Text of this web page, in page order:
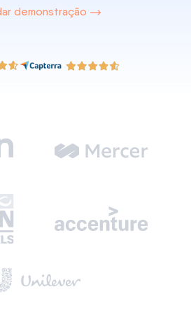
demonstração